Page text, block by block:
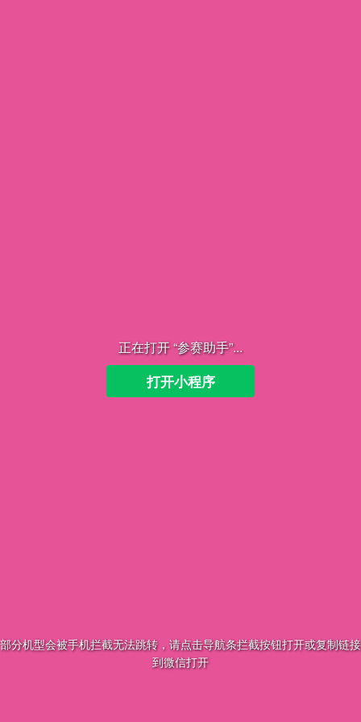
正在打开 “参赛助手”...
打开小程序
部分机型会被手机拦截无法跳转，请点击导航条拦截按钮打开或复制链接
到微信打开